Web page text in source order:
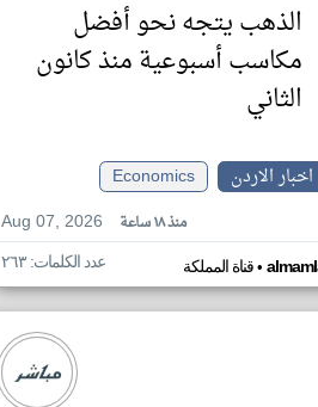
الذهب يتجه نحو أفضل
مكاسب أسبوعية منذ كانون
الثاني
اخبار الاردن
Economics
Aug 07, 2026
منذ ١٨ ساعة
قناة المملكة• عدد الكلمات: ٢٦٣